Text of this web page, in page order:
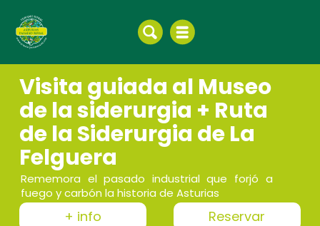
Visita guiada al Museo
de la siderurgia + Ruta
de la Siderurgia de La
Felguera
Rememora el pasado industrial que forjó a
fuego y carbón la historia de Asturias
+ info Reservar